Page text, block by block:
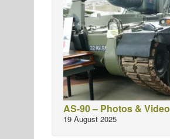
AS-90 – Photos & Video
19 August 2025